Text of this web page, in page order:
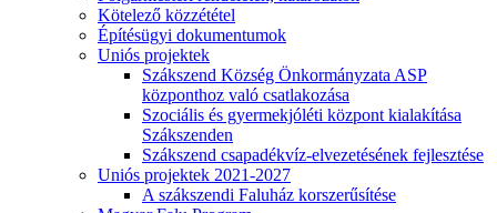
Kötelező közzététel
Építésügyi dokumentumok
Uniós projektek
Szákszend Község Önkormányzata ASP
központhoz való csatlakozása
Szociális és gyermekjóléti központ kialakítása
Szákszenden
Szákszend csapadékvíz-elvezetésének fejlesztése
Uniós projektek 2021-2027
A szákszendi Faluház korszerűsítése